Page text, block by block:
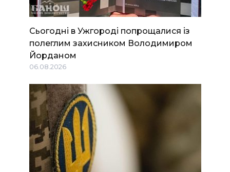
Сьогодні в Ужгороді попрощалися із
полеглим захисником Володимиром
Йорданом
06.08.2026